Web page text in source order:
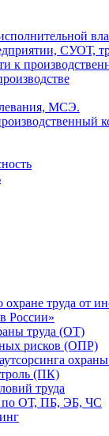
СУОТ,
к
МСЭ.
труда от
России»
труда (ОТ)
рисков (ОПР)
охраны
(ПК)
труда
по ОТ, ПБ, ЭБ, ЧС